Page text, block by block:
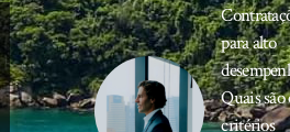
para alto
Quais são
critérios